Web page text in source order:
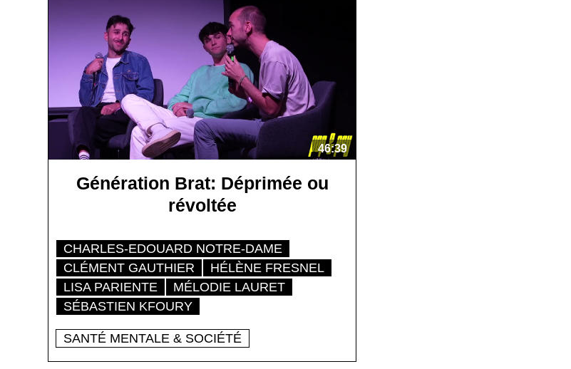
46:39
Génération Brat: Déprimée ou
révoltée
CHARLES-EDOUARD NOTRE-DAME
CLÉMENT GAUTHIER
HÉLÈNE FRESNEL
LISA PARIENTE
MÉLODIE LAURET
SÉBASTIEN KFOURY
SANTÉ MENTALE & SOCIÉTÉ